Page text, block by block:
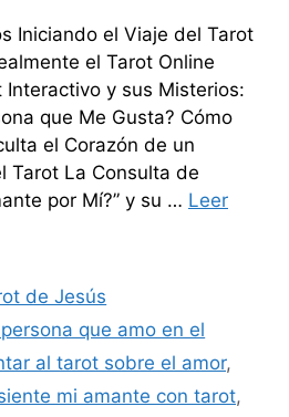
Iniciando el Viaje del Tarot
el Tarot Online
Interactivo y sus Misterios:
que Me Gusta? Cómo
el Corazón de un
Tarot La Consulta de
por Mí?” y su … Leer
de Jesús
que amo en el
al tarot sobre el amor,
mi amante con tarot,